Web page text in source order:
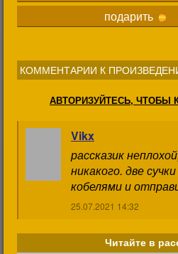
подарить
КОММЕНТАРИИ К
АВТОРИЗУЙТЕСЬ, ЧТОБЫ
Vikx
рассказик
никакого. две
кобелями и
25.07.2021 14:32
Читайте в